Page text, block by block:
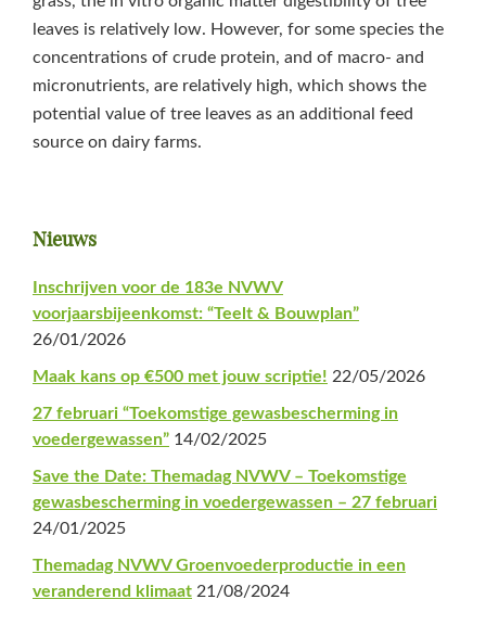
leaves is relatively low. However, for some species the
concentrations of crude protein, and of macro- and
micronutrients, are relatively high, which shows the
potential value of tree leaves as an additional feed
source on dairy farms.
Primaire
Sidebar
Nieuws
Inschrijven voor de 183e NVWV
voorjaarsbijeenkomst: “Teelt & Bouwplan”
26/01/2026
Maak kans op €500 met jouw scriptie! 22/05/2026
27 februari “Toekomstige gewasbescherming in
voedergewassen” 14/02/2025
Save the Date: Themadag NVWV – Toekomstige
gewasbescherming in voedergewassen – 27 februari
24/01/2025
Themadag NVWV Groenvoederproductie in een
veranderend klimaat 21/08/2024